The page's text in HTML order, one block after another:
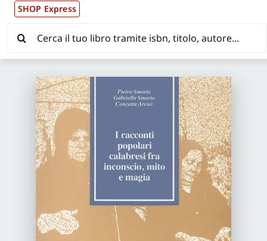
SHOP Express
Pubblicazioni
News ed Eventi
Distribuzione Wolrdwide
CONSIP / MEPA / ANVUR / CINECA
Newsletter
Autori
per: